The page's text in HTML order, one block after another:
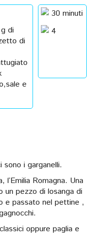
di
di
e
30 minuti
4
i garganelli.
l’Emilia Romagna. Una
un pezzo di losanga di
e passato nel pettine ,
oppure paglia e